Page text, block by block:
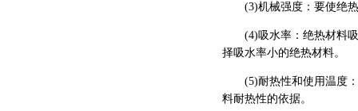
(3)机械强度：要使绝热
(4)吸水率：绝热材料吸
择吸水率小的绝热材料。
(5)耐热性和使用温度：
料耐热性的依据。